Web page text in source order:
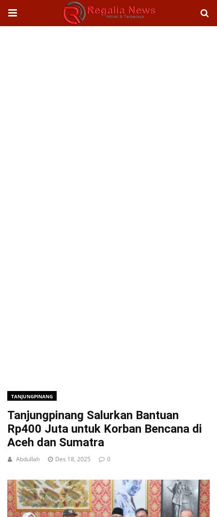
TANJUNGPINANG
Tanjungpinang Salurkan Bantuan
Rp400 Juta untuk Korban Bencana di
Aceh dan Sumatra
Abdullah Des 18, 2025 0